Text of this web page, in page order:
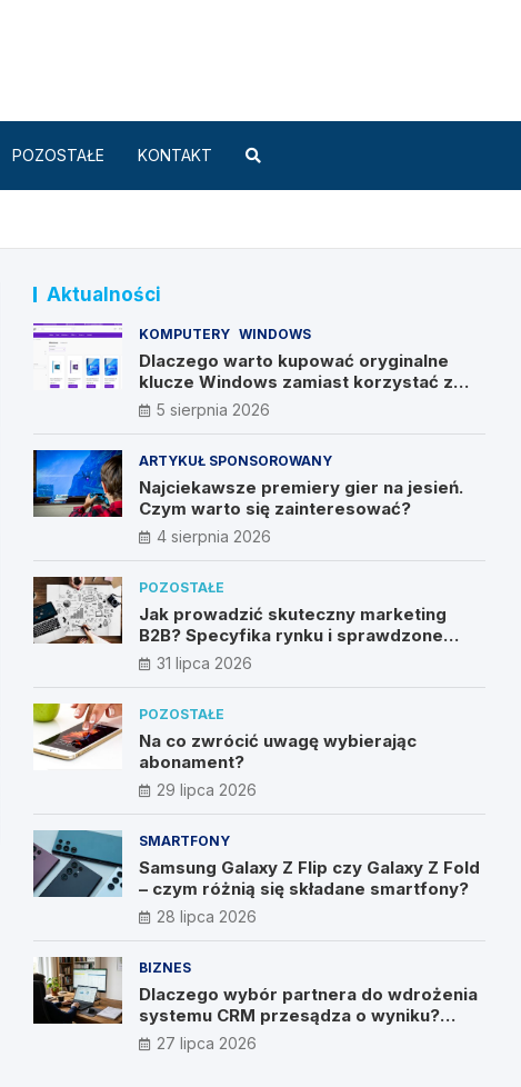
POZOSTAŁE KONTAKT
Aktualności
KOMPUTERY WINDOWS
Dlaczego warto kupować oryginalne
klucze Windows zamiast korzystać z
nieautoryzowanych źródeł?
5 sierpnia 2026
ARTYKUŁ SPONSOROWANY
Najciekawsze premiery gier na jesień.
Czym warto się zainteresować?
4 sierpnia 2026
POZOSTAŁE
Jak prowadzić skuteczny marketing
B2B? Specyfika rynku i sprawdzone
metody
31 lipca 2026
POZOSTAŁE
Na co zwrócić uwagę wybierając
abonament?
29 lipca 2026
SMARTFONY
Samsung Galaxy Z Flip czy Galaxy Z Fold
– czym różnią się składane smartfony?
28 lipca 2026
BIZNES
Dlaczego wybór partnera do wdrożenia
systemu CRM przesądza o wyniku?
Wywiad z Pawłem Prymakowskim, CEO
IT Vision
27 lipca 2026